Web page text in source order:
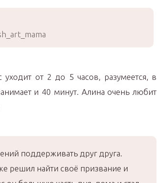
от 2 до 5 часов, разумеется, в
и 40 минут. Алина очень любит
поддерживать друг друга.
решил найти своё призвание и